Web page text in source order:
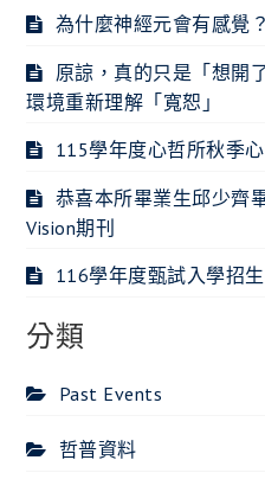
為什麼神經元會有感覺？
原諒，真的只是「想開
環境重新理解「寬恕」
115學年度心哲所秋季
恭喜本所畢業生邱少齊
Vision期刊
116學年度甄試入學招
分類
Past Events
哲普資料